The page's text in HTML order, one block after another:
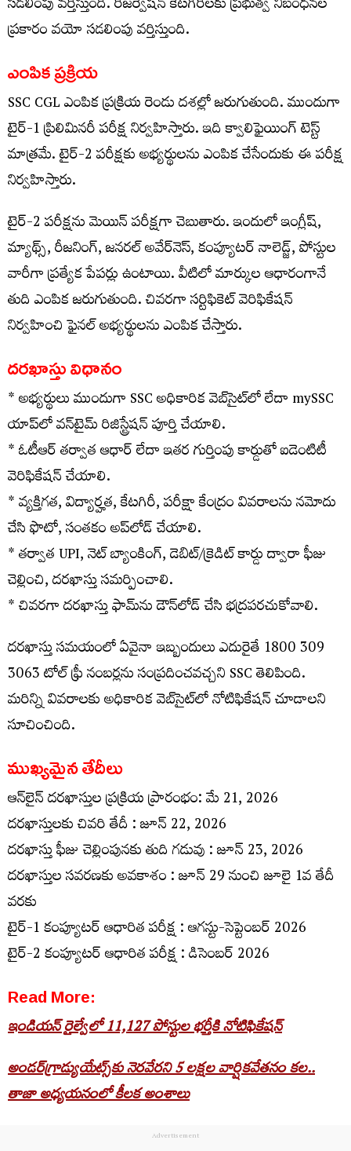
ప్రకారం వయో సడలింపు వర్తిస్తుంది.
ఎంపిక ప్రక్రియ
SSC CGL ఎంపిక ప్రక్రియ రెండు దశల్లో జరుగుతుంది. ముందుగా
టైర్-1 ప్రిలిమినరీ పరీక్ష నిర్వహిస్తారు. ఇది క్వాలిఫైయింగ్ టెస్ట్
మాత్రమే. టైర్-2 పరీక్షకు అభ్యర్థులను ఎంపిక చేసేందుకు ఈ పరీక్ష
నిర్వహిస్తారు.
టైర్-2 పరీక్షను మెయిన్ పరీక్షగా చెబుతారు. ఇందులో ఇంగ్లీష్,
మ్యాథ్స్, రీజనింగ్, జనరల్ అవేర్‌నెస్, కంప్యూటర్ నాలెడ్జ్, పోస్టుల
వారీగా ప్రత్యేక పేపర్లు ఉంటాయి. వీటిలో మార్కుల ఆధారంగానే
తుది ఎంపిక జరుగుతుంది. చివరగా సర్టిఫికెట్ వెరిఫికేషన్
నిర్వహించి ఫైనల్ అభ్యర్థులను ఎంపిక చేస్తారు.
దరఖాస్తు విధానం
* అభ్యర్థులు ముందుగా SSC అధికారిక వెబ్‌సైట్‌లో లేదా mySSC
యాప్‌లో వన్‌టైమ్ రిజిస్ట్రేషన్ పూర్తి చేయాలి.
* ఓటీఆర్ తర్వాత ఆధార్ లేదా ఇతర గుర్తింపు కార్డుతో ఐడెంటిటీ
వెరిఫికేషన్ చేయాలి.
* వ్యక్తిగత, విద్యార్హత, కేటగిరీ, పరీక్షా కేంద్రం వివరాలను నమోదు
చేసి ఫొటో, సంతకం అప్‌లోడ్ చేయాలి.
* తర్వాత UPI, నెట్ బ్యాంకింగ్, డెబిట్/క్రెడిట్ కార్డు ద్వారా ఫీజు
చెల్లించి, దరఖాస్తు సమర్పించాలి.
* చివరగా దరఖాస్తు ఫామ్‌ను డౌన్‌లోడ్ చేసి భద్రపరచుకోవాలి.
దరఖాస్తు సమయంలో ఏవైనా ఇబ్బందులు ఎదురైతే 1800 309
3063 టోల్ ఫ్రీ నంబర్లను సంప్రదించవచ్చని SSC తెలిపింది.
మరిన్ని వివరాలకు అధికారిక వెబ్‌సైట్‌లో నోటిఫికేషన్ చూడాలని
సూచించింది.
ముఖ్యమైన తేదీలు
ఆన్‌లైన్ దరఖాస్తుల ప్రక్రియ ప్రారంభం: మే 21, 2026
దరఖాస్తులకు చివరి తేదీ : జూన్ 22, 2026
దరఖాస్తు ఫీజు చెల్లింపునకు తుది గడువు : జూన్ 23, 2026
దరఖాస్తుల సవరణకు అవకాశం : జూన్ 29 నుంచి జూలై 1వ తేదీ
వరకు
టైర్-1 కంప్యూటర్ ఆధారిత పరీక్ష : ఆగస్టు-సెప్టెంబర్ 2026
టైర్-2 కంప్యూటర్ ఆధారిత పరీక్ష : డిసెంబర్ 2026
Read More:
ఇండియన్ రైల్వేలో 11,127 పోస్టుల భర్తీకి నోటిఫికేషన్
అండర్‌గ్రాడ్యుయేట్స్‌కు నెరవేరని 5 లక్షల వార్షికవేతనం కల..
తాజా అధ్యయనంలో కీలక అంశాలు